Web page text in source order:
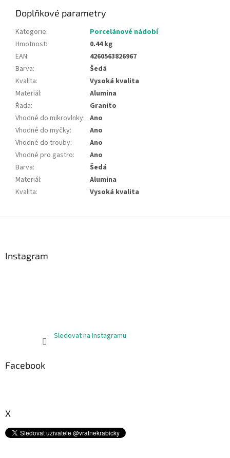
Doplňkové parametry
Kategorie:
Porcelánové nádobí
Hmotnost:
0.44 kg
EAN:
4260563826967
Barva:
Šedá
Kvalita:
Vysoká kvalita
Materiál:
Alumina
Řada:
Granito
Vhodné do mikrovlnky: Ano
Vhodné do myčky:
Ano
Vhodné do trouby:
Ano
Vhodné pro gastro:
Ano
Barva:
Šedá
Materiál:
Alumina
Kvalita: Vysoká kvalita
Instagram
Sledovat na Instagramu
Facebook
X